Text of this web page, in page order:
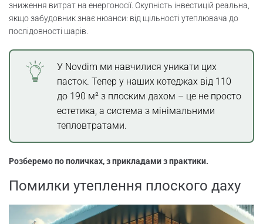
зниження витрат на енергоносії. Окупність інвестицій реальна,
якщо забудовник знає нюанси: від щільності утеплювача до
послідовності шарів.
У Novdim ми навчилися уникати цих
пасток. Тепер у наших котеджах від 110
до 190 м² з плоским дахом – це не просто
естетика, а система з мінімальними
тепловтратами.
Розберемо по поличках, з прикладами з практики.
Помилки утеплення плоского даху